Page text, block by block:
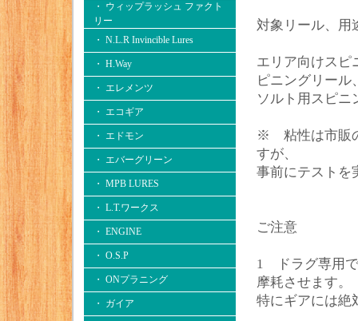
・ ウィップラッシュ ファクト
リー
・ N.L.R Invincible Lures
・ H.Way
・ エレメンツ
・ エコギア
・ エドモン
・ エバーグリーン
・ MPB LURES
・ L.T.ワークス
・ ENGINE
・ O.S.P
・ ONプラニング
・ ガイア
対象リール、用
エリア向けスピ
ピニングリール
ソルト用スピニ
※ 粘性は市販
すが、
事前にテストを
ご注意
1 ドラグ専用で
摩耗させます。
特にギアには絶